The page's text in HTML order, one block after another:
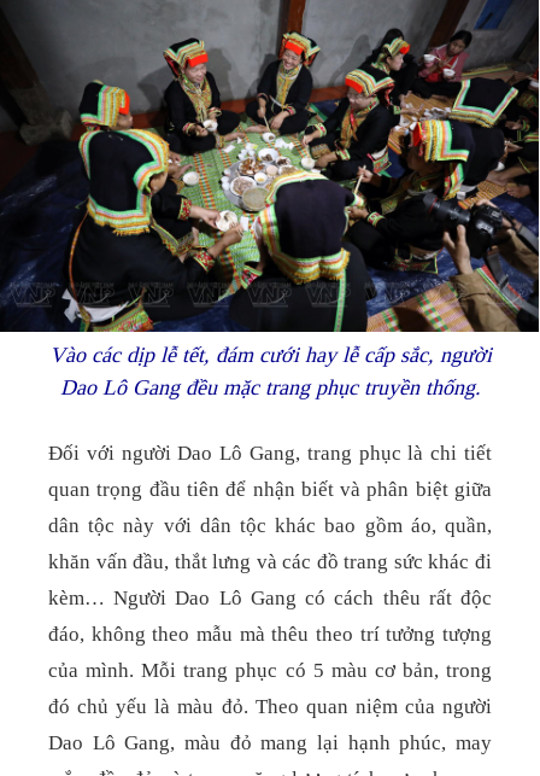
Vào các dịp lễ tết, đám cưới hay lễ cấp sắc, người
Dao Lô Gang đều mặc trang phục truyền thống.
Đối với người Dao Lô Gang, trang phục là chi tiết
quan trọng đầu tiên để nhận biết và phân biệt giữa
dân tộc này với dân tộc khác bao gồm áo, quần,
khăn vấn đầu, thắt lưng và các đồ trang sức khác đi
kèm…Người Dao Lô Gang có cách thêu rất độc
đáo, không theo mẫu mà thêu theo trí tưởng tượng
của mình. Mỗi trang phục có 5 màu cơ bản, trong
đó chủ yếu là màu đỏ. Theo quan niệm của người
Dao Lô Gang, màu đỏ mang lại hạnh phúc, may